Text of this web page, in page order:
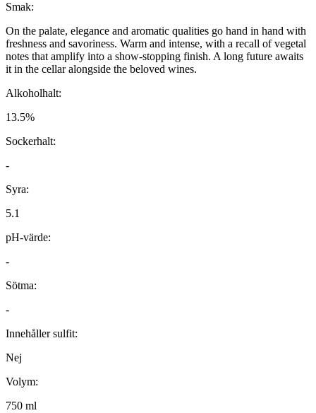
Smak:
On the palate, elegance and aromatic qualities go hand in hand with
freshness and savoriness. Warm and intense, with a recall of vegetal
notes that amplify into a show-stopping finish. A long future awaits
it in the cellar alongside the beloved wines.
Alkoholhalt:
13.5%
Sockerhalt:
-
Syra:
5.1
pH-värde:
-
Sötma:
-
Innehåller sulfit:
Nej
Volym:
750 ml